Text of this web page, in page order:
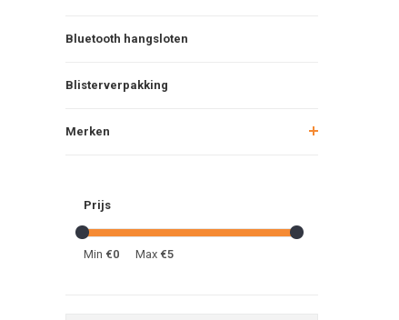
Bluetooth hangsloten
Blisterverpakking
Merken
Prijs
Min €0 Max €5